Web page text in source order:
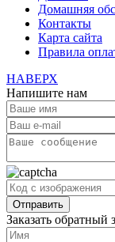
Домашняя
Контакты
Карта сайта
Правила
НАВЕРХ
Напишите нам
Заказать обратный